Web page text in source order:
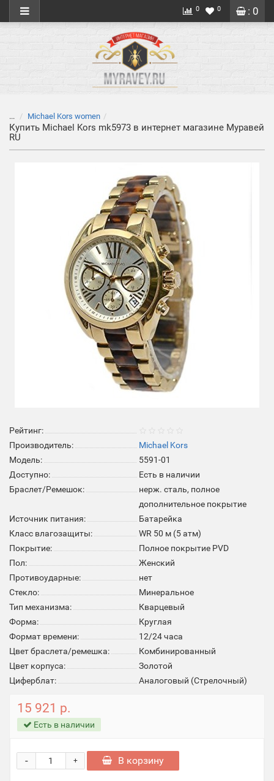
: 0
0 0
... Michael Kors women
Купить Michael Kors mk5973 в интернет магазине Муравей
RU
Рейтинг:
Производитель:
Michael Kors
Модель:
5591-01
Доступно:
Есть в наличии
Браслет/Ремешок:
нерж. сталь, полное
дополнительное покрытие
Источник питания:
Батарейка
Класс влагозащиты:
WR 50 м (5 атм)
Покрытие:
Полное покрытие PVD
Пол:
Женский
Противоударные:
нет
Стекло:
Минеральное
Тип механизма:
Кварцевый
Форма:
Круглая
Формат времени:
12/24 часа
Цвет браслета/ремешка:
Комбинированный
Цвет корпуса:
Золотой
Циферблат:
Аналоговый (Стрелочный)
15 921 р.
Есть в наличии
+
- В корзину